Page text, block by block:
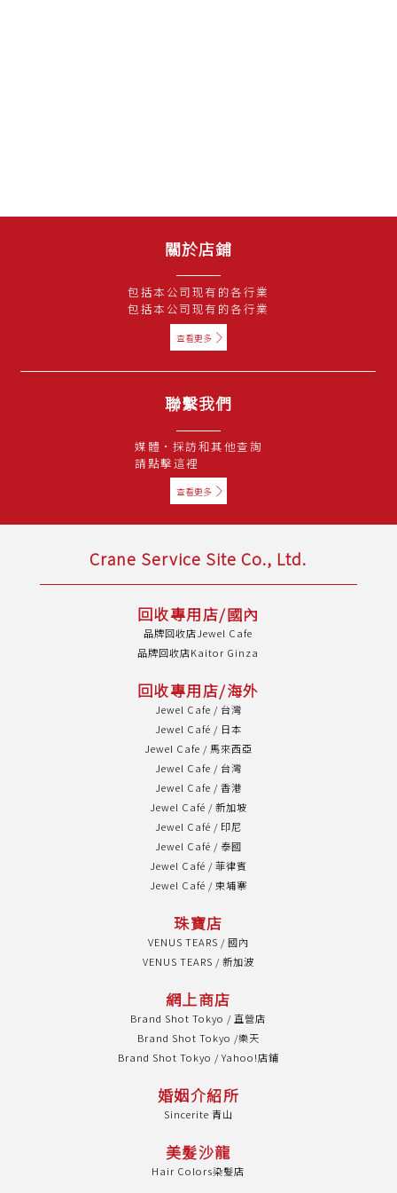
關於店鋪
包括本公司现有的各行業
包括本公司现有的各行業
查看更多
聯繫我們
媒體·採訪和其他查詢
請點擊這裡
查看更多
Crane Service Site Co., Ltd.
回收專用店/國內
品牌回收店Jewel Cafe
品牌回收店Kaitor Ginza
回收專用店/海外
Jewel Cafe / 台灣
Jewel Café / 日本
Jewel Cafe / 馬來西亞
Jewel Cafe / 台灣
Jewel Cafe / 香港
Jewel Café / 新加坡
Jewel Café / 印尼
Jewel Café / 泰國
Jewel Café / 菲律賓
Jewel Café / 柬埔寨
珠寶店
VENUS TEARS / 國內
VENUS TEARS / 新加波
網上商店
Brand Shot Tokyo / 直營店
Brand Shot Tokyo /樂天
Brand Shot Tokyo / Yahoo!店鋪
婚姻介紹所
Sincerite 青山
美髮沙龍
Hair Colors染髮店